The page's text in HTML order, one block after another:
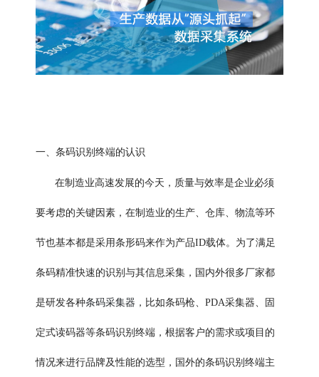
一、条码识别终端的认识
在制造业高速发展的今天，质量与效率是企业必须
要考虑的关键因素，在制造业的生产、仓库、物流等环
节也基本都是采用条形码来作为产品ID载体。为了满足
条码精准快速的识别与其信息采集，国内外很多厂家都
是研发各种条码采集器 ，比如条码枪、PDA采集器、固
定式读码器等条码识别终端，根据客户的需求或项目的
情况来进行品牌及性能的选型，国外的条码识别终端主